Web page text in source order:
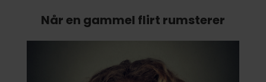
Når en gammel flirt rumsterer